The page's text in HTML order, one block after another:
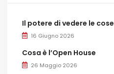
Il potere di vedere le cose
16 Giugno 2026
Cosa è l’Open House
26 Maggio 2026